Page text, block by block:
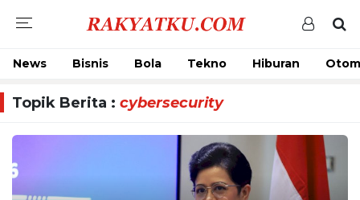
News Bisnis Bola Tekno Hiburan
Topik Berita : cybersecurity